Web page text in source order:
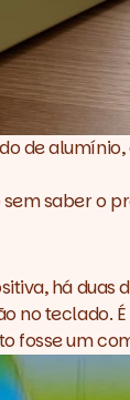
de
saber o
há duas
no teclado.
fosse um